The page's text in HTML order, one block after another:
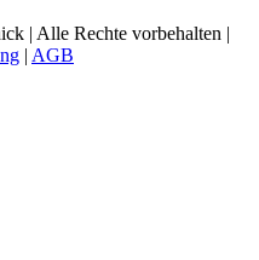
| Alle Rechte vorbehalten |
| AGB
Gustat